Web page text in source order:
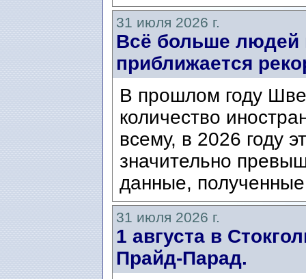
31 июля 2026 г.
Всё больше
приближается
В прошлом году
количество
всему, в 2026 году
значительно
данные,
31 июля 2026 г.
1 августа в
Прайд-Парад.